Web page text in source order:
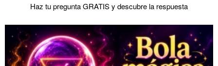
Haz tu pregunta GRATIS y descubre la respuesta